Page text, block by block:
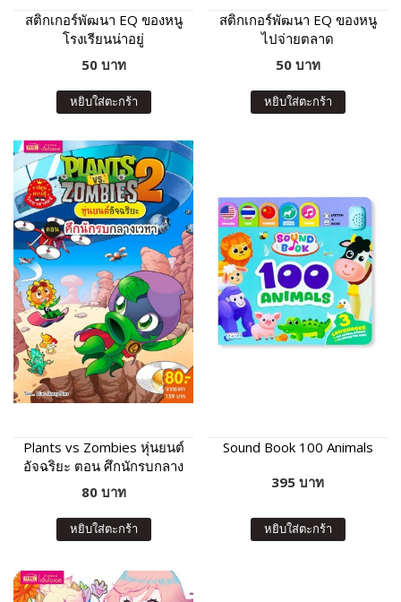
สติกเกอร์พัฒนา EQ ของหนู
โรงเรียนน่าอยู่
50 บาท
หยิบใส่ตะกร้า
สติกเกอร์พัฒนา EQ ของหนู
ไปจ่ายตลาด
50 บาท
หยิบใส่ตะกร้า
Plants vs Zombies หุ่นยนต์
อัจฉริยะ ตอน ศึกนักรบกลาง
เวหา
80 บาท
หยิบใส่ตะกร้า
Sound Book 100 Animals
395 บาท
หยิบใส่ตะกร้า